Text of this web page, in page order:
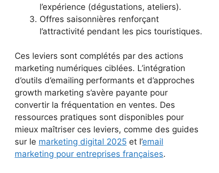
l’expérience (dégustations, ateliers).
Offres saisonnières renforçant
l’attractivité pendant les pics touristiques.
Ces leviers sont complétés par des actions
marketing numériques ciblées. L’intégration
d’outils d’emailing performants et d’approches
growth marketing s’avère payante pour
convertir la fréquentation en ventes. Des
ressources pratiques sont disponibles pour
mieux maîtriser ces leviers, comme des guides
sur le marketing digital 2025 et l’email
marketing pour entreprises françaises.